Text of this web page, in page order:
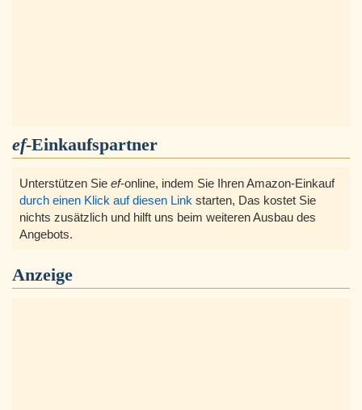
ef-Einkaufspartner
Unterstützen Sie ef-online, indem Sie Ihren Amazon-Einkauf
durch einen Klick auf diesen Link starten, Das kostet Sie
nichts zusätzlich und hilft uns beim weiteren Ausbau des
Angebots.
Anzeige